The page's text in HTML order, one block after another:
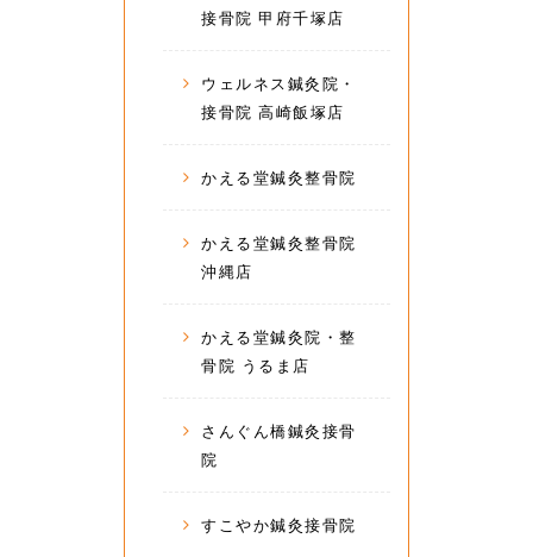
接骨院 甲府千塚店
ウェルネス鍼灸院・
接骨院 高崎飯塚店
かえる堂鍼灸整骨院
かえる堂鍼灸整骨院
沖縄店
かえる堂鍼灸院・整
骨院 うるま店
さんぐん橋鍼灸接骨
院
すこやか鍼灸接骨院